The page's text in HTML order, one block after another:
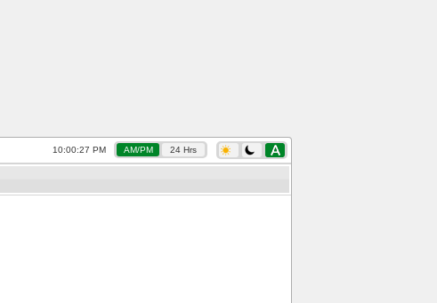
10:00:28 PM AM/PM 24 Hrs